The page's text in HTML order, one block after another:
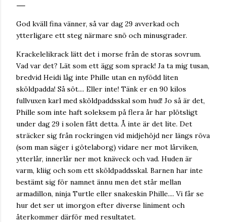
God kväll fina vänner, så var dag 29 avverkad och
ytterligare ett steg närmare snö och minusgrader.
Krackelelikrack lätt det i morse från de storas sovrum.
Vad var det? Lät som ett ägg som sprack! Ja ta mig tusan,
bredvid Heidi låg inte Phille utan en nyfödd liten
sköldpadda! Så söt.... Eller inte! Tänk er en 90 kilos
fullvuxen karl med sköldpaddsskal som hud! Jo så är det,
Phille som inte haft soleksem på flera år har plötsligt
under dag 29 i solen fått detta. Å inte är det lite. Det
sträcker sig från rockringen vid midjehöjd ner längs röva
(som man säger i götelaborg) vidare ner mot lårviken,
ytterlår, innerlår ner mot knäveck och vad. Huden är
varm, kliig och som ett sköldpaddsskal. Barnen har inte
bestämt sig för namnet ännu men det står mellan
armadillon, ninja Turtle eller snakeskin Phille.... Vi får se
hur det ser ut imorgon efter diverse liniment och
återkommer därför med resultatet.